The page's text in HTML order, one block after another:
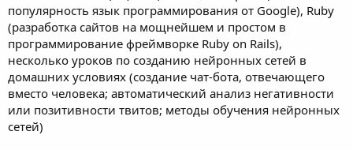
популярность язык программирования от Google), Ruby
(разработка сайтов на мощнейшем и простом в
программирование фреймворке Ruby on Rails),
несколько уроков по созданию нейронных сетей в
домашних условиях (создание чат-бота, отвечающего
вместо человека; автоматический анализ негативности
или позитивности твитов; методы обучения нейронных
сетей)